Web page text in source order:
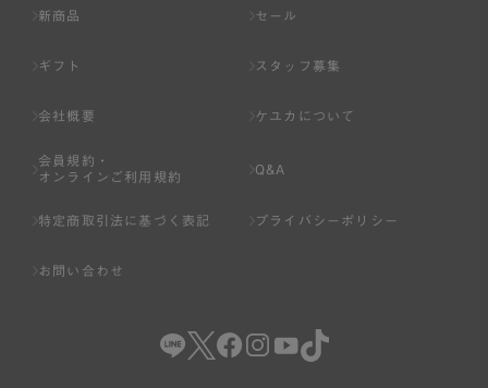
新商品 セール
ギフト スタッフ募集
会社概要 ケユカについて
会員規約・
オンラインご利用規約
Q&A
特定商取引法に基づく表記 プライバシーポリシー
お問い合わせ